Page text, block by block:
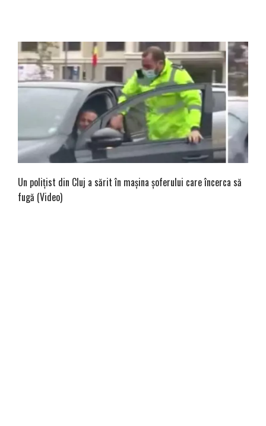
Un polițist din Cluj a sărit în mașina șoferului care încerca să
fugă (Video)